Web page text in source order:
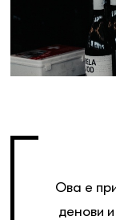
Ова е
денови